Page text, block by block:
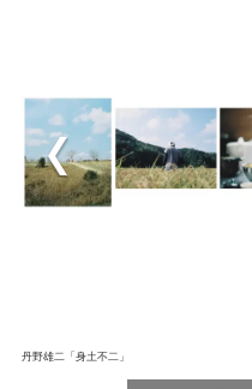
丹野雄二「身土不二」